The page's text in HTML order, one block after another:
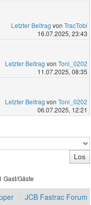
Letzter Beitrag von TracTobi
16.07.2025, 23:43
Letzter Beitrag von Toni_0202
11.07.2025, 08:35
Letzter Beitrag von Toni_0202
06.07.2025, 12:21
Gast/Gäste
JCB Fastrac Forum